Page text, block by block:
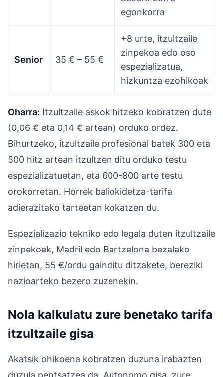
egonkorra
Senior 35 € – 55 €
+8 urte, itzultzaile
zinpekoa edo oso
espezializatua,
hizkuntza ezohikoak
Oharra: Itzultzaile askok hitzeko kobratzen dute
(0,06 € eta 0,14 € artean) orduko ordez.
Bihurtzeko, itzultzaile profesional batek 300 eta
500 hitz artean itzultzen ditu orduko testu
espezializatuetan, eta 600-800 arte testu
orokorretan. Horrek baliokidetza-tarifa
adierazitako tarteetan kokatzen du.
Espezializazio tekniko edo legala duten itzultzaile
zinpekoek, Madril edo Bartzelona bezalako
hirietan, 55 €/ordu gainditu ditzakete, bereziki
nazioarteko bezero zuzenekin.
Nola kalkulatu zure benetako tarifa
itzultzaile gisa
Akatsik ohikoena kobratzen duzuna irabazten
duzula pentsatzea da. Autonomo gisa, zure